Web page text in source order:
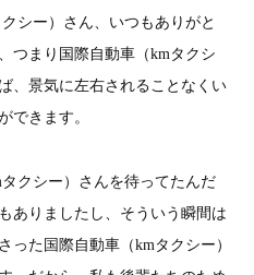
シー）さん、いつもありがと
つまり国際自動車（kmタクシ
、景気に左右されることなくい
できます。
クシー）さんを待ってたんだ
ありましたし、そういう瞬間は
った国際自動車（kmタクシー）